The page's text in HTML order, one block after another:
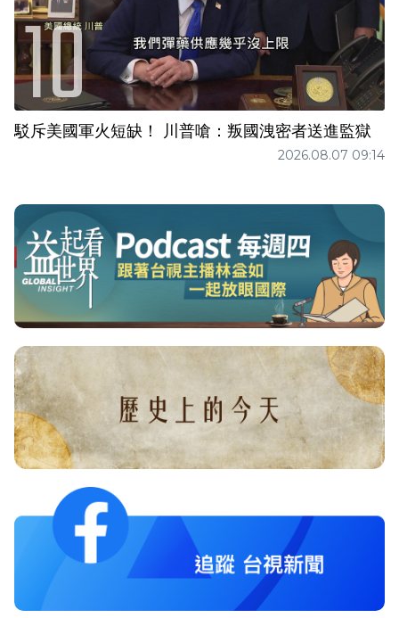
駁斥美國軍火短缺！ 川普嗆：叛國洩密者送進監獄
2026.08.07 09:14